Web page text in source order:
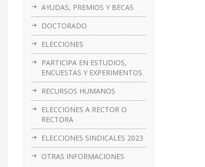
AYUDAS, PREMIOS Y BECAS
DOCTORADO
ELECCIONES
PARTICIPA EN ESTUDIOS,
ENCUESTAS Y EXPERIMENTOS
RECURSOS HUMANOS
ELECCIONES A RECTOR O
RECTORA
ELECCIONES SINDICALES 2023
OTRAS INFORMACIONES